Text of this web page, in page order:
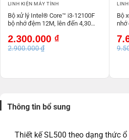
LINH KIỆN MÁY TÍNH
Bộ xử lý Intel® Core™ i3-12100F
bộ nhớ đệm 12M, lên đến 4,30
2.900.000₫
Giá
gốc
là:
2.300.000 ₫
Giá
hiện
tại
Bộ
nhớ
Giá
gốc
là:
Giá
hiện
tại
Thông tin bổ sung
Thiết kế SL500 theo dạng thức